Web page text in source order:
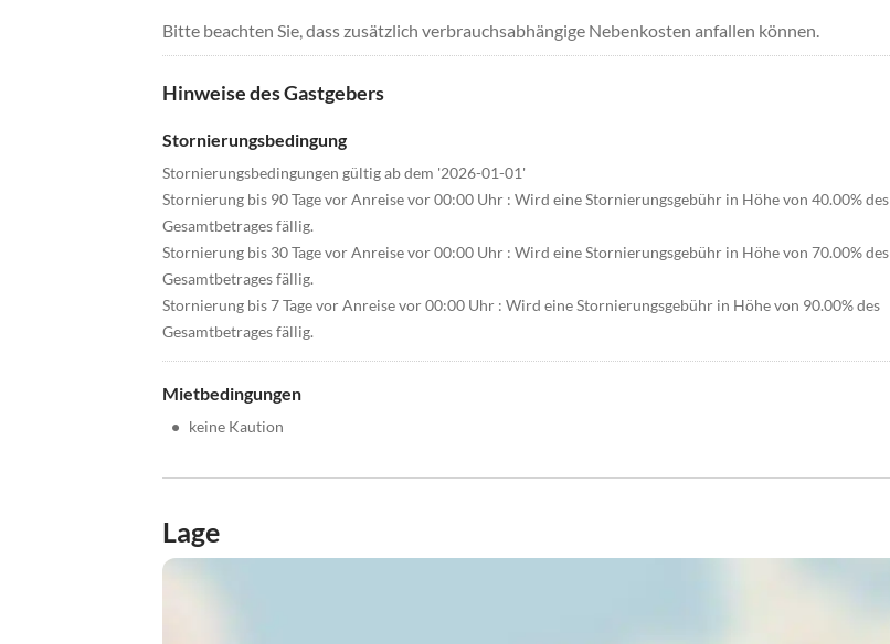
Bitte beachten Sie, dass zusätzlich verbrauchsabhängige Nebenkosten anfallen können.
Hinweise des Gastgebers
Stornierungsbedingung
Stornierungsbedingungen gültig ab dem '2026-01-01'
Stornierung bis 90 Tage vor Anreise vor 00:00 Uhr : Wird eine Stornierungsgebühr in Höhe von 40.00% des
Gesamtbetrages fällig.
Stornierung bis 30 Tage vor Anreise vor 00:00 Uhr : Wird eine Stornierungsgebühr in Höhe von 70.00% des
Gesamtbetrages fällig.
Stornierung bis 7 Tage vor Anreise vor 00:00 Uhr : Wird eine Stornierungsgebühr in Höhe von 90.00% des
Gesamtbetrages fällig.
Mietbedingungen
• keine Kaution
Lage